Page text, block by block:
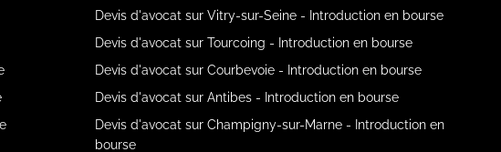
Devis d'avocat sur Vitry-sur-Seine - Introduction en bourse
Devis d'avocat sur Tourcoing - Introduction en bourse
Devis d'avocat sur Courbevoie - Introduction en bourse
Devis d'avocat sur Antibes - Introduction en bourse
Devis d'avocat sur Champigny-sur-Marne - Introduction en
bourse